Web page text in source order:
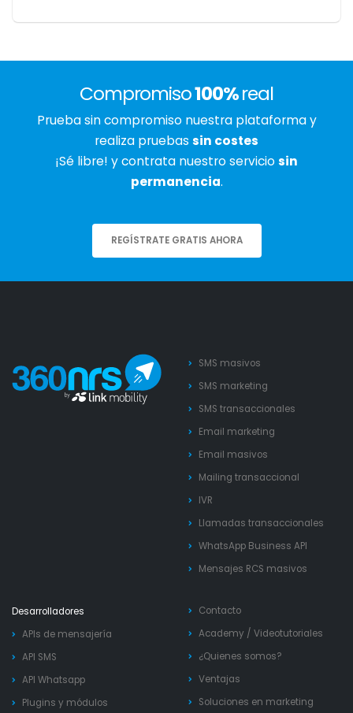
Compromiso100%real
Prueba sin compromiso nuestra plataforma y
realiza pruebas sin costes
¡Sé libre! y contrata nuestro serviciosin
permanencia.
REGÍSTRATE GRATIS AHORA
SMS masivos
SMS marketing
SMS transaccionales
Email marketing
Email masivos
Mailing transaccional
IVR
Llamadas transaccionales
WhatsApp Business API
Mensajes RCS masivos
Desarrolladores
APIs de mensajería
API SMS
API Whatsapp
Plugins y módulos
Contacto
Academy / Videotutoriales
¿Quienes somos?
Ventajas
Soluciones en marketing